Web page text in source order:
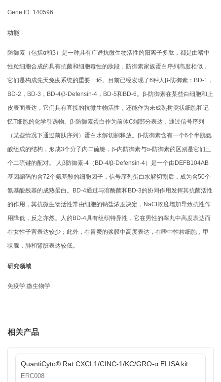
Gene ID: 140596
功能
防御素（包括α和β）是一种具有广谱抗微生物活性的阳离子多肽，都是由嗜中
性粒细胞合成的具有抗菌和细胞毒性的肽段，防御素家族蛋白序列高度相似，
它们是构成先天免疫系统的重要一环。目前已经发现了6种人β-防御素：BD-1，
BD-2，BD-3，BD-4/β-Defensin-4，BD-5和BD-6。β-防御素在某些白细胞和上
皮表面表达，它们具有直接的抗微生物活性，还能作为未成熟树突状细胞和记
忆T细胞的化学引诱物。β-防御素蛋白作为前体C端部分表达，通过信号序列
（某些情况下通过前肽序列）蛋白水解切割释放。β-防御素含有一个6个半胱氨
酸组成的结构，形成3个分子内二硫键，β-内防御素与α-防御素的区别是它们三
个二硫键的配对。 人β防御素-4（BD-4/β-Defensin-4）是一个由DEFB104AB
基因编码的含72个氨基酸的细胞因子，信号序列蛋白水解切割后，成为含50个
氨基酸残基的成熟蛋白。BD-4通过与溶酶菌和BD-3的协同作用发挥其抗菌活性
的作用，其抗微生物活性常由细胞的钠盐浓度决定，NaCl浓度增加导致抗性作
用降低，反之亦然。人的BD-4具有组织特异性，它在男性的睾丸中高度表达而
在女性子宫表达较少；此外，在胃窦的浆膜中高度表达，在嗜中性粒细胞，甲
状腺，肺和肾脏表达较低。
研究领域
免疫学;微生物学
相关产品
QuantiCyto® Rat CXCL1/CINC-1/KC/GRO-α ELISA kit
ERC008